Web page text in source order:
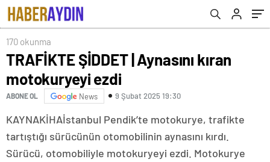
170 okunma
TRAFİKTE ŞİDDET | Aynasını kıran
motokuryeyi ezdi
ABONE OL News 9 Şubat 2025 19:30
KAYNAKİHAİstanbul Pendik’te motokurye, trafikte
tartıştığı sürücünün otomobilinin aynasını kırdı.
Sürücü, otomobiliyle motokuryeyi ezdi. Motokurye